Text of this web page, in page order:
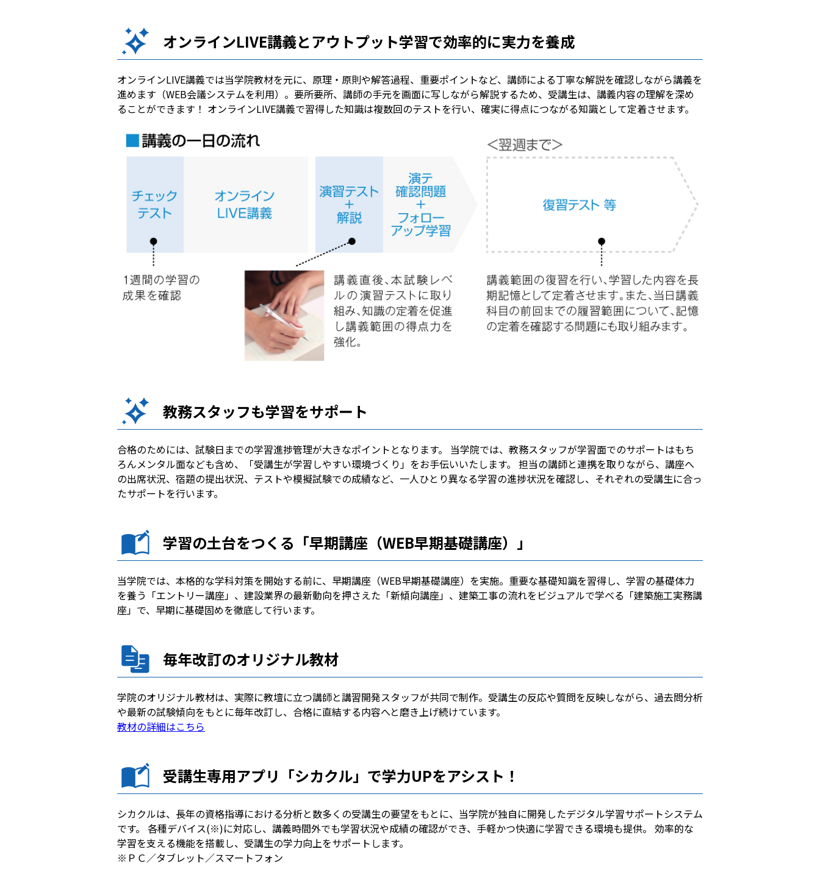
オンラインLIVE講義とアウトプット学習で効率的に実力を養成
オンラインLIVE講義では当学院教材を元に、原理・原則や解答過程、重要ポイントなど、講師による丁寧な解説を確認しながら講義を
進めます（WEB会議システムを利用）。要所要所、講師の手元を画面に写しながら解説するため、受講生は、講義内容の理解を深め
ることができます！ オンラインLIVE講義で習得した知識は複数回のテストを行い、確実に得点につながる知識として定着させます。
教務スタッフも学習をサポート
合格のためには、試験日までの学習進捗管理が大きなポイントとなります。 当学院では、教務スタッフが学習面でのサポートはもち
ろんメンタル面なども含め、「受講生が学習しやすい環境づくり」をお手伝いいたします。 担当の講師と連携を取りながら、講座へ
の出席状況、宿題の提出状況、テストや模擬試験での成績など、一人ひとり異なる学習の進捗状況を確認し、それぞれの受講生に合っ
たサポートを行います。
学習の土台をつくる「早期講座（WEB早期基礎講座）」
当学院では、本格的な学科対策を開始する前に、早期講座（WEB早期基礎講座）を実施。重要な基礎知識を習得し、学習の基礎体力
を養う「エントリー講座」、建設業界の最新動向を押さえた「新傾向講座」、建築工事の流れをビジュアルで学べる「建築施工実務講
座」で、早期に基礎固めを徹底して行います。
毎年改訂のオリジナル教材
学院のオリジナル教材は、実際に教壇に立つ講師と講習開発スタッフが共同で制作。受講生の反応や質問を反映しながら、過去問分析
や最新の試験傾向をもとに毎年改訂し、合格に直結する内容へと磨き上げ続けています。
教材の詳細はこちら
受講生専用アプリ「シカクル」で学力UPをアシスト！
シカクルは、長年の資格指導における分析と数多くの受講生の要望をもとに、当学院が独自に開発したデジタル学習サポートシステム
です。 各種デバイス(※)に対応し、講義時間外でも学習状況や成績の確認ができ、手軽かつ快適に学習できる環境も提供。 効率的な
学習を支える機能を搭載し、受講生の学力向上をサポートします。
※ＰＣ／タブレット／スマートフォン